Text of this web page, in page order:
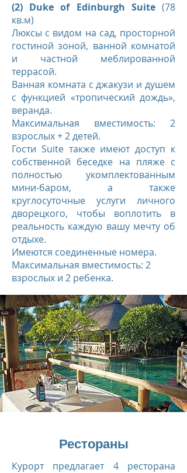
(2) Duke of Edinburgh Suite(78
кв.м)
Люксы с видом на сад, просторной
гостиной зоной, ванной комнатой
и частной меблированной
террасой.
Ванная комната с джакузи и душем
с функцией «тропический дождь»,
веранда.
Максимальная вместимость: 2
взрослых + 2 детей.
Гости Suite также имеют доступ к
собственной беседке на пляже с
полностью укомплектованным
мини-баром, а также
круглосуточные услуги личного
дворецкого, чтобы воплотить в
реальность каждую вашу мечту об
отдыхе.
Имеются соединенные номера.
Максимальная вместимость: 2
взрослых и 2 ребенка.
Рестораны
Курорт предлагает 4 ресторана